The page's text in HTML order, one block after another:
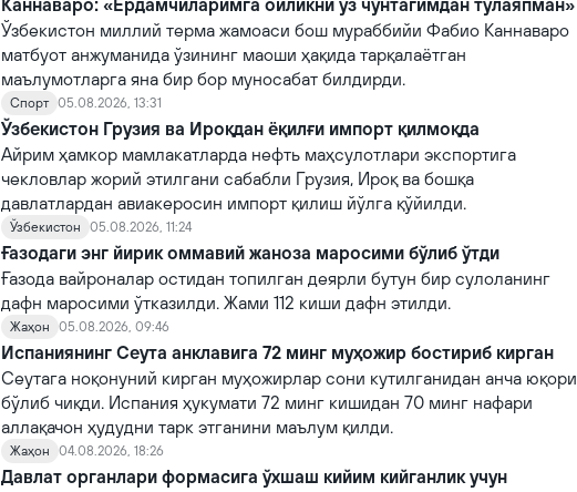
Каннаваро: «Ёрдамчиларимга ойликни ўз чўнтагимдан тўлаяпман»
Ўзбекистон миллий терма жамоаси бош мураббийи Фабио Каннаваро
матбуот анжуманида ўзининг маоши ҳақида тарқалаётган
маълумотларга яна бир бор муносабат билдирди.
Спорт 05.08.2026, 13:31
Ўзбекистон Грузия ва Ироқдан ёқилғи импорт қилмоқда
Айрим ҳамкор мамлакатларда нефть маҳсулотлари экспортига
чекловлар жорий этилгани сабабли Грузия, Ироқ ва бошқа
давлатлардан авиакеросин импорт қилиш йўлга қўйилди.
Ўзбекистон 05.08.2026, 11:24
Ғазодаги энг йирик оммавий жаноза маросими бўлиб ўтди
Ғазода вайроналар остидан топилган деярли бутун бир сулоланинг
дафн маросими ўтказилди. Жами 112 киши дафн этилди.
Жаҳон 05.08.2026, 09:46
Испаниянинг Сеута анклавига 72 минг муҳожир бостириб кирган
Сеутага ноқонуний кирган муҳожирлар сони кутилганидан анча юқори
бўлиб чиқди. Испания ҳукумати 72 минг кишидан 70 минг нафари
аллақачон ҳудудни тарк этганини маълум қилди.
Жаҳон 04.08.2026, 18:26
Давлат органлари формасига ўхшаш кийим кийганлик учун